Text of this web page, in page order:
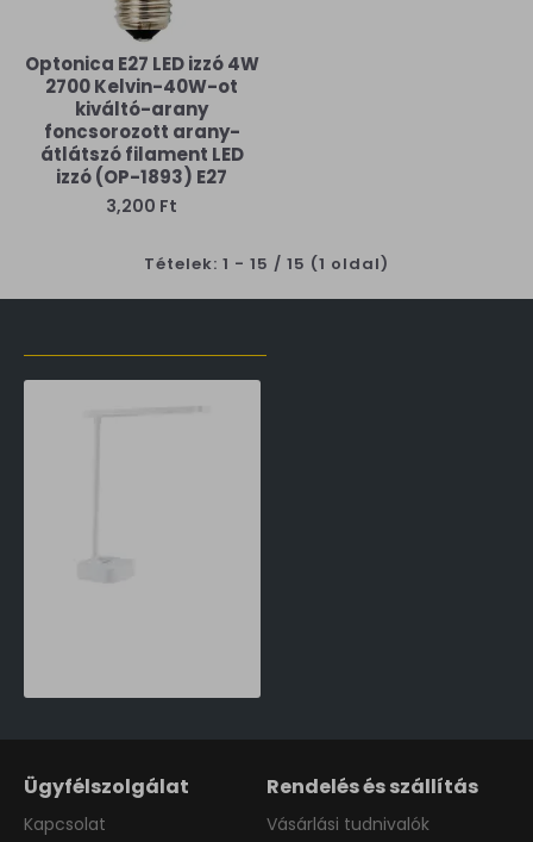
Optonica E27 LED izzó 4W
2700 Kelvin-40W-ot
kiváltó-arany
foncsorozott arany-
átlátszó filament LED
izzó (OP-1893) E27
3,200 Ft
Tételek: 1 - 15 / 15 (1 oldal)
Ügyfélszolgálat
Kapcsolat
Rendelés és szállítás
Vásárlási tudnivalók